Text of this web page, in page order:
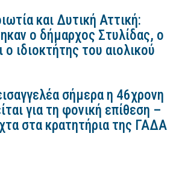
και Δυτική Αττική:
ο δήμαρχος Στυλίδας, ο
ο ιδιοκτήτης του αιολικού
σήμερα η 46χρονη
για τη φονική επίθεση –
στα κρατητήρια της ΓΑΔΑ